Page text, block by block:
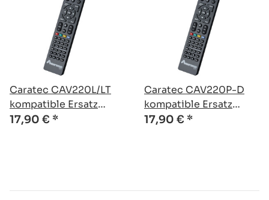
Caratec CAV220L/LT
kompatible Ersatz
Fernbedienung
17,90 € *
Caratec CAV220P-D
kompatible Ersatz
Fernbedienung
17,90 € *